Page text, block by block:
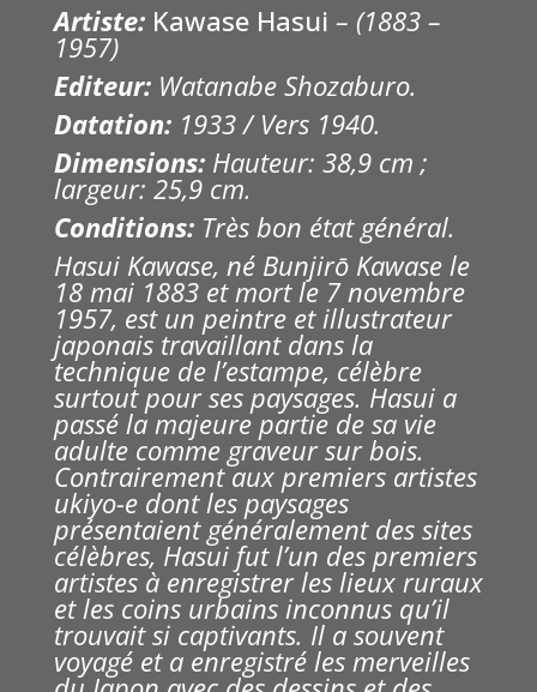
Artiste: Kawase Hasui – (1883 –
1957)
Editeur: Watanabe Shozaburo.
Datation:1933 / Vers 1940.
Dimensions:Hauteur: 38,9 cm ;
largeur: 25,9 cm.
Conditions:Très bon état général.
Hasui Kawase, né Bunjirō Kawase le
18 mai 1883 et mort le 7 novembre
1957, est un peintre et illustrateur
japonais travaillant dans la
technique de l’estampe, célèbre
surtout pour ses paysages. Hasui a
passé la majeure partie de sa vie
adulte comme graveur sur bois.
Contrairement aux premiers artistes
ukiyo-e dont les paysages
présentaient généralement des sites
célèbres, Hasui fut l’un des premiers
artistes à enregistrer les lieux ruraux
et les coins urbains inconnus qu’il
trouvait si captivants. Il a souvent
voyagé et a enregistré les merveilles